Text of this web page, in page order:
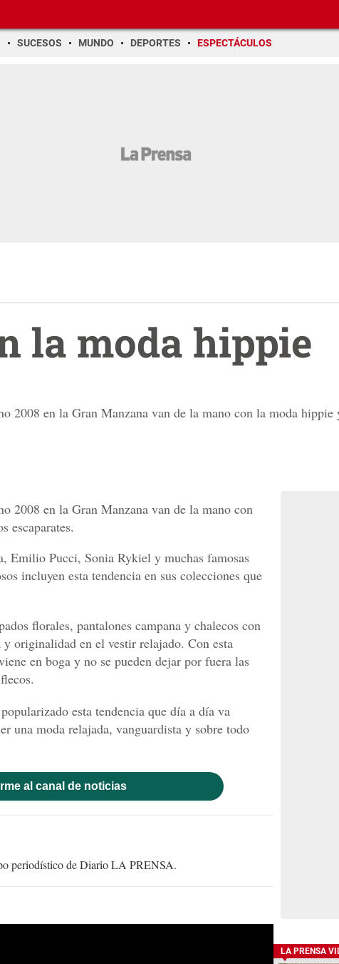
SUCESOS MUNDO DEPORTES ESPECTÁCULOS
la moda hippie
2008 en la Gran Manzana van de la mano con la moda hippie
2008 en la Gran Manzana van de la mano con
escaparates.
Emilio Pucci, Sonia Rykiel y muchas famosas
incluyen esta tendencia en sus colecciones que
florales, pantalones campana y chalecos con
originalidad en el vestir relajado. Con esta
en boga y no se pueden dejar por fuera las
esta tendencia que día a día va
una moda relajada, vanguardista y sobre todo
al canal de noticias
periodístico de Diario LA PRENSA.
LA PRENSA